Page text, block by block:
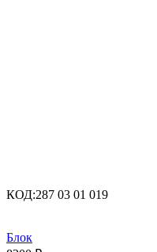
КОД:287 03 01 019
Блок